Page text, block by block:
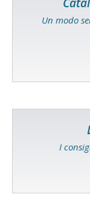
Un modo
I